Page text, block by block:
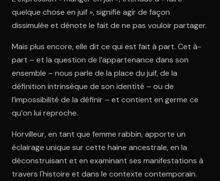
quelque chose en juif », signifie agir de façon
dissimulée et dénote le fait de ne pas vouloir partager.
Mais plus encore, elle dit ce qui est fait à part. Cet à-
part – et la question de l’appartenance dans son
ensemble – nous parle de la place du juif, de la
définition intrinsèque de son identité – ou de
l’impossibilité de la définir – et contient en germe ce
qu’on lui reproche.
Horvilleur, en tant que femme rabbin, apporte un
éclairage unique sur cette haine ancestrale, en la
déconstruisant et en examinant ses manifestations à
travers l'histoire et dans le contexte contemporain.